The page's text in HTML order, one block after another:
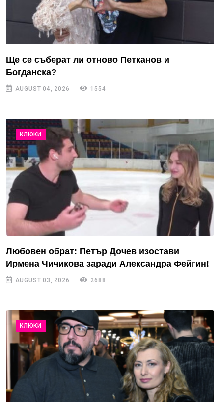
Ще се съберат ли отново Петканов и
Богданска?
AUGUST 04, 2026 1554
КЛЮКИ
Любовен обрат: Петър Дочев изостави
Ирмена Чичикова заради Александра Фейгин!
AUGUST 03, 2026 2688
КЛЮКИ